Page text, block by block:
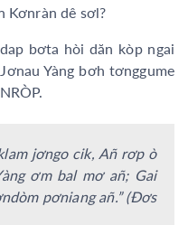
Kơnràn dê sơl?
bơta hòi dăn kòp ngai
Yàng bơh tơnggume
jơngo cik, Añ rơp ò
ơm bal mơ añ; Gai
pơniang añ.” (Đơs